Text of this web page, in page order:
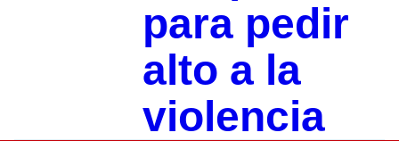
para pedir
alto a la
violencia